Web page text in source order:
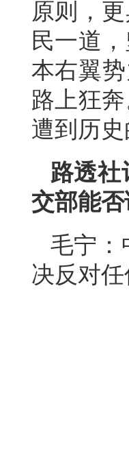
原则，
民一道
本右翼
路上狂
遭到历
路透
交部能
毛宁：
决反对